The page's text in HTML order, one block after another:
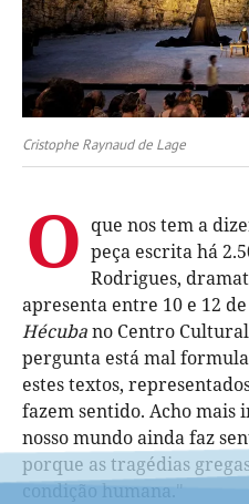
Cristophe Raynaud de Lage
O que nos tem a
peça escrita há
Rodrigues,
apresenta entre 10 e 12
Hécubano Centro
pergunta está mal
estes textos,
fazem sentido. Acho mais
nosso mundo ainda faz
porque as tragédias
condição humana."